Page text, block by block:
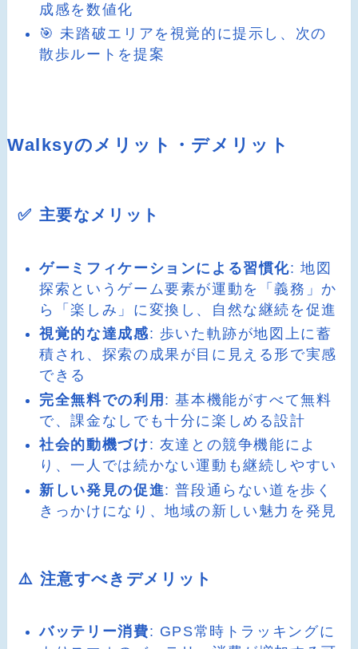
成感を数値化
🎯 未踏破エリアを視覚的に提示し、次の
散歩ルートを提案
Walksyのメリット・デメリット
✅ 主要なメリット
ゲーミフィケーションによる習慣化: 地図
探索というゲーム要素が運動を「義務」か
ら「楽しみ」に変換し、自然な継続を促進
視覚的な達成感: 歩いた軌跡が地図上に蓄
積され、探索の成果が目に見える形で実感
できる
完全無料での利用 : 基本機能がすべて無料
で、課金なしでも十分に楽しめる設計
社会的動機づけ: 友達との競争機能によ
り、一人では続かない運動も継続しやすい
新しい発見の促進: 普段通らない道を歩く
きっかけになり、地域の新しい魅力を発見
⚠️ 注意すべきデメリット
バッテリー消費: GPS常時トラッキングに